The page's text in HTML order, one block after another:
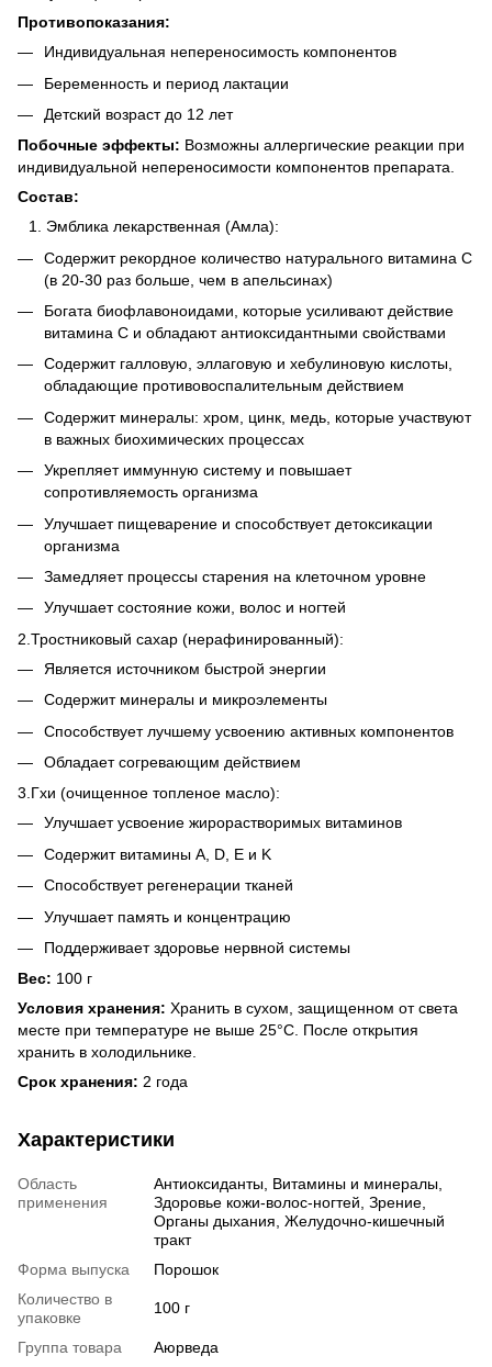
Противопоказания:
Индивидуальная непереносимость компонентов
Беременность и период лактации
Детский возраст до 12 лет
Побочные эффекты: Возможны аллергические реакции при
индивидуальной непереносимости компонентов препарата.
Состав:
Эмблика лекарственная (Амла):
Содержит рекордное количество натурального витамина С
(в 20-30 раз больше, чем в апельсинах)
Богата биофлавоноидами, которые усиливают действие
витамина С и обладают антиоксидантными свойствами
Содержит галловую, эллаговую и хебулиновую кислоты,
обладающие противовоспалительным действием
Содержит минералы: хром, цинк, медь, которые участвуют
в важных биохимических процессах
Укрепляет иммунную систему и повышает
сопротивляемость организма
Улучшает пищеварение и способствует детоксикации
организма
Замедляет процессы старения на клеточном уровне
Улучшает состояние кожи, волос и ногтей
2.Тростниковый сахар (нерафинированный):
Является источником быстрой энергии
Содержит минералы и микроэлементы
Способствует лучшему усвоению активных компонентов
Обладает согревающим действием
3.Гхи (очищенное топленое масло):
Улучшает усвоение жирорастворимых витаминов
Содержит витамины A, D, E и K
Способствует регенерации тканей
Улучшает память и концентрацию
Поддерживает здоровье нервной системы
Вес: 100 г
Условия хранения: Хранить в сухом, защищенном от света
месте при температуре не выше 25°С. После открытия
хранить в холодильнике.
Срок хранения: 2 года
Характеристики
Область
применения
Антиоксиданты, Витамины и минералы,
Здоровье кожи-волос-ногтей, Зрение,
Органы дыхания, Желудочно-кишечный
тракт
Форма выпуска
Порошок
Количество в
упаковке
100 г
Группа товара
Аюрведа